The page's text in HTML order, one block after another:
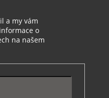
a my vám
o
na našem